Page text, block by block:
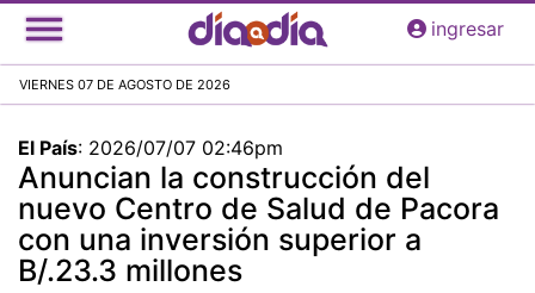
Pasar
al
principal
ingresar
VIERNES 07 DE AGOSTO DE 2026
El País: 2026/07/07 02:46pm
Anuncian la construcción del
nuevo Centro de Salud de Pacora
con una inversión superior a
B/.23.3 millones